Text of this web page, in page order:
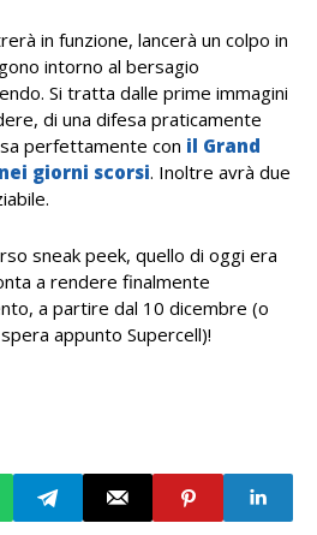
in funzione, lancerà un colpo in
intorno al bersagio
Si tratta dalle prime immagini
di una difesa praticamente
perfettamente con il Grand
giorni scorsi. Inoltre avrà due
sneak peek, quello di oggi era
a rendere finalmente
a partire dal 10 dicembre (o
appunto Supercell)!